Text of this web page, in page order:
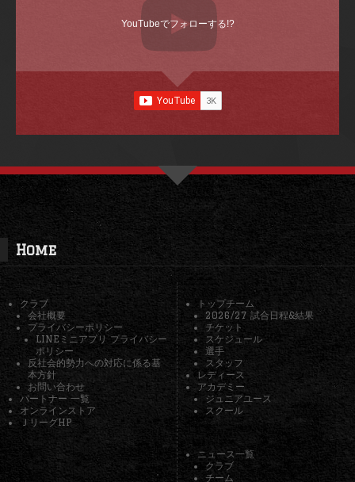
YouTubeでフォローする!?
Home
クラブ
会社概要
プライバシーポリシー
LINEミニアプリ プライバシー
ポリシー
反社会的勢力への対応に係る基
本方針
お問い合わせ
パートナー 一覧
オンラインストア
ＪリーグHP
トップチーム
2026/27 試合日程&結果
チケット
スケジュール
選手
スタッフ
レディース
アカデミー
ジュニアユース
スクール
ニュース一覧
クラブ
チーム